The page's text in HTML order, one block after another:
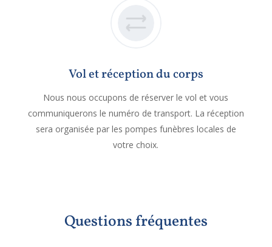
Vol et réception du corps
Nous nous occupons de réserver le vol et vous
communiquerons le numéro de transport. La réception
sera organisée par les pompes funèbres locales de
votre choix.
Questions fréquentes